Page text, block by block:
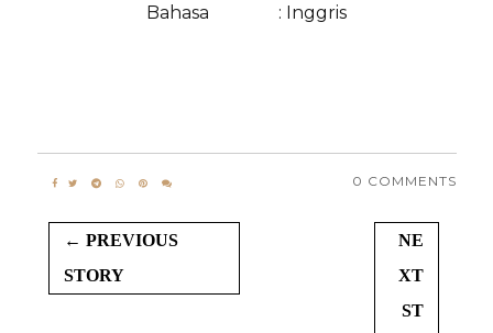
Bahasa : Inggris
0 COMMENTS
← PREVIOUS
STORY
NE
XT
ST